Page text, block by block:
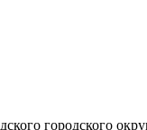
городского